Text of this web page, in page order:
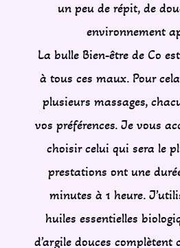
un peu de répit, de
environnement
La bulle Bien-être de Co
à tous ces maux. Pour
plusieurs massages,
vos préférences. Je vous
choisir celui qui sera le
prestations ont une
minutes à 1 heure.
huiles essentielles
d’argile douces complètent